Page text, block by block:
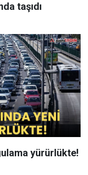
taşıdı
yürürlükte!